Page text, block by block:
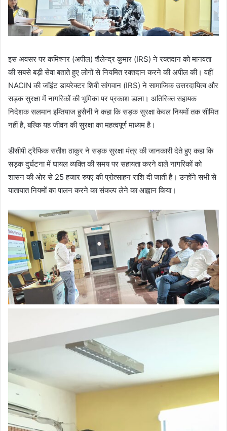
इस अवसर पर कमिश्नर (अपील) शैलेन्द्र कुमार (IRS) ने रक्तदान को मानवता
की सबसे बड़ी सेवा बताते हुए लोगों से नियमित रक्तदान करने की अपील की। वहीं
NACIN की जॉइंट डायरेक्टर शिवी सांगवान (IRS) ने सामाजिक उत्तरदायित्व और
सड़क सुरक्षा में नागरिकों की भूमिका पर प्रकाश डाला। अतिरिक्त सहायक
निदेशक सलमान इम्तियाज हुसैनी ने कहा कि सड़क सुरक्षा केवल नियमों तक सीमित
नहीं है, बल्कि यह जीवन की सुरक्षा का महत्वपूर्ण माध्यम है।
डीसीपी ट्रैफिक सतीश ठाकुर ने सड़क सुरक्षा मंत्र की जानकारी देते हुए कहा कि
सड़क दुर्घटना में घायल व्यक्ति की समय पर सहायता करने वाले नागरिकों को
शासन की ओर से 25 हजार रुपए की प्रोत्साहन राशि दी जाती है। उन्होंने सभी से
यातायात नियमों का पालन करने का संकल्प लेने का आह्वान किया।